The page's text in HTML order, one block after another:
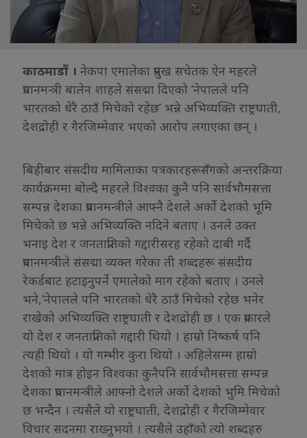
काठमाडौं । नेकपा एमालेका प्रमुख सचेतक ऐन महरले
प्रधानमन्त्री बालेन शाहले संसद्मा दिएको ‘नेपालले पनि
भारतको धेरै ठाउँ मिचेको रहेछ’ भन्ने अभिव्यक्ति राष्ट्रघाती,
देशद्रोही र गैरजिम्मेवार भएको आरोप लगाएका छन् ।
बिहीबार संसदीय मामिलाका पत्रकारहरूसँगको अन्तरक्रिया
कार्यक्रममा बोल्दै महरले विश्वका कुनै पनि सार्वभौमसत्ता
सम्पन्न देशका प्रधानमन्त्रीले आफ्नै देशले अर्को देशको भूमि
मिचेको छ भन्ने अभिव्यक्ति नदिने बताए । उनले उक्त
भनाइ देश र जनताप्रतिको गद्दारीसरह रहेको दाबी गर्दै
प्रधानमन्त्रीले संसद्मा व्यक्त गरेका ती शब्दहरू संसदीय
रेकर्डबाट हटाइनुपर्ने एमालेको माग रहेको बताए । उनले
भने,‘नेपालले पनि भारतको धेरै ठाउँ मिचेको रहेछ भनेर
राखेको अभिव्यक्ति राष्ट्रघाती र देशद्रोही छ । एक प्रकारले
यो देश र जनताप्रतिको गद्दारी थियो । हाम्रो निष्कर्ष पनि
त्यही थियो । यो गम्भीर कुरा थियो । अहिलेसम्म हाम्रो
देशको मात्र होइन विश्वका कुनैपनि सार्वभौमसत्ता सम्पन्न
देशका प्रधानमन्त्रीले आफ्नो देशले अर्को देशको भुमि मिचेको
छ भन्दैन । त्यसैले यो राष्ट्रघाती, देशद्रोही र गैरजिम्मेवार
विचार सदनमा राख्नुभयो । त्यसैले उहाँको त्यो शब्दहरु